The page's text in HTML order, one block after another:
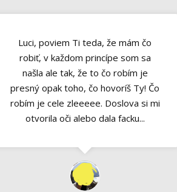
Luci, poviem Ti teda, že mám čo
robiť, v každom princípe som sa
našla ale tak, že to čo robím je
presný opak toho, čo hovoríš Ty! Čo
robím je cele zleeeee. Doslova si mi
otvorila oči alebo dala facku...
Martina L., 37 Bratislava